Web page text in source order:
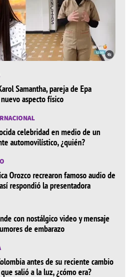
Samantha, pareja de Epa
aspecto físico
celebridad en medio de un
automovilístico, ¿quién?
Orozco recrearon famoso audio de
respondió la presentadora
con nostálgico video y mensaje
de embarazo
antes de su reciente cambio
salió a la luz, ¿cómo era?